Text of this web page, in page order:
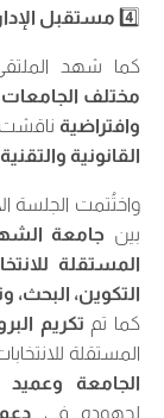
4️⃣ مستقبل
كما شهد
مختلف الجامعات
وافتراضية
القانونية والتقنية.
واختُتمت الجلسة
بين جامعة
المستقلة
التكوين، البحث،
كما تم تكريم
المستقلة
الجامعة
لجهوده في